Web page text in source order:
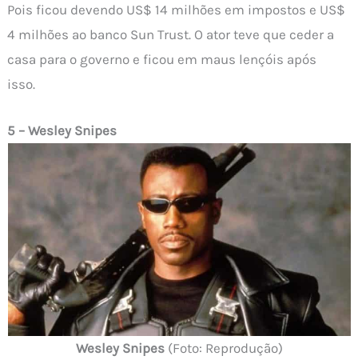
Pois ficou devendo US$ 14 milhões em impostos e US$
4 milhões ao banco Sun Trust. O ator teve que ceder a
casa para o governo e ficou em maus lençóis após
isso.
5 – Wesley Snipes
Wesley Snipes(Foto: Reprodução)